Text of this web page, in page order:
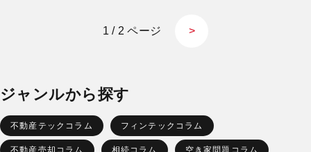
1 / 2 ページ >
ジャンルから探す
不動産テックコラム フィンテックコラム